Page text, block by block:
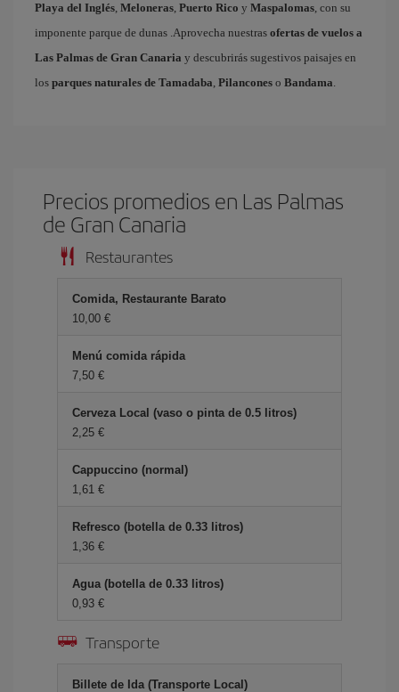
Playa del Inglés, Meloneras, Puerto Rico y Maspalomas, con su
imponente parque de dunas .Aprovecha nuestras ofertas de vuelos a
Las Palmas de Gran Canaria y descubrirás sugestivos paisajes en
los parques naturales de Tamadaba, Pilancones o Bandama.
Precios promedios en Las Palmas
de Gran Canaria
Restaurantes
Comida, Restaurante Barato
10,00 €
Menú comida rápida
7,50 €
Cerveza Local (vaso o pinta de 0.5 litros)
2,25 €
Cappuccino (normal)
1,61 €
Refresco (botella de 0.33 litros)
1,36 €
Agua (botella de 0.33 litros)
0,93 €
Transporte
Billete de Ida (Transporte Local)